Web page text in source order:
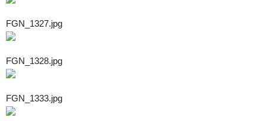
FGN_1327.jpg
FGN_1328.jpg
FGN_1333.jpg